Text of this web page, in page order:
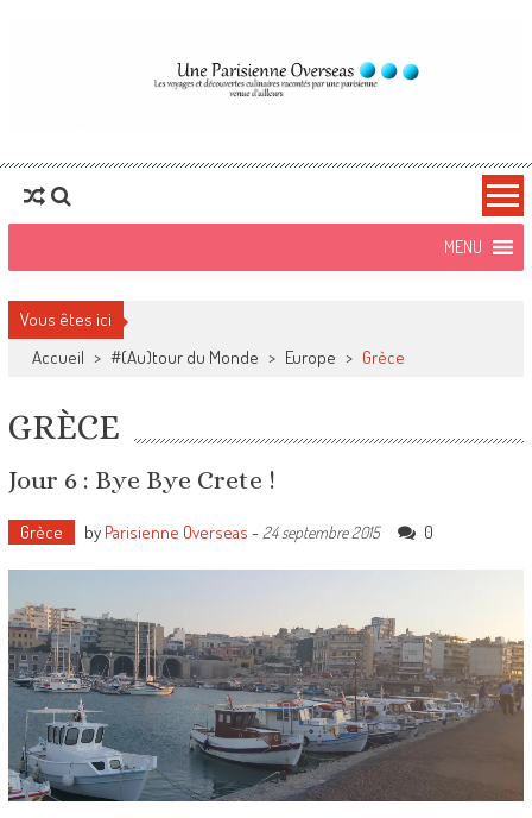
Une Parisienne
Vous êtes ici
Accueil > #(Au)tour du Monde > Europe > Grèce
GRÈCE
Jour 6 : Bye Bye Crete !
Grèce by Parisienne Overseas - 24 septembre 2015 0